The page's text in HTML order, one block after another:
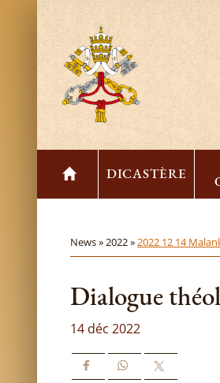
DICASTÈRE
News »2022 »2022 12 14
Dialogue
14 déc 2022